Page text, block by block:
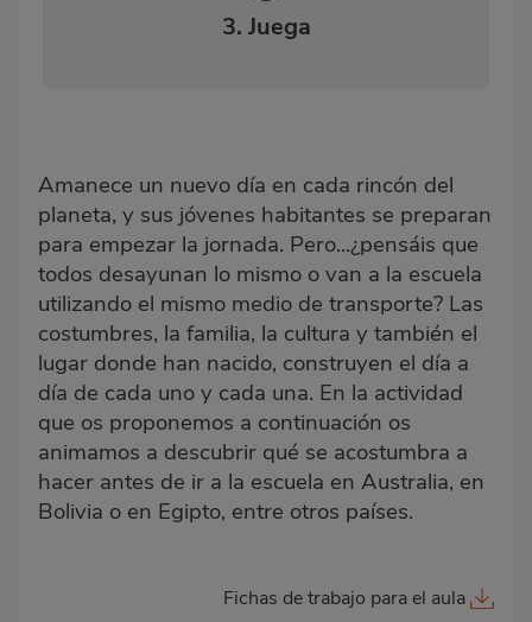
3. Juega
Amanece un nuevo día en cada rincón del
planeta, y sus jóvenes habitantes se preparan
para empezar la jornada. Pero...¿pensáis que
todos desayunan lo mismo o van a la escuela
utilizando el mismo medio de transporte? Las
costumbres, la familia, la cultura y también el
lugar donde han nacido, construyen el día a
día de cada uno y cada una. En la actividad
que os proponemos a continuación os
animamos a descubrir qué se acostumbra a
hacer antes de ir a la escuela en Australia, en
Bolivia o en Egipto, entre otros países.
Fichas de trabajo para el aula